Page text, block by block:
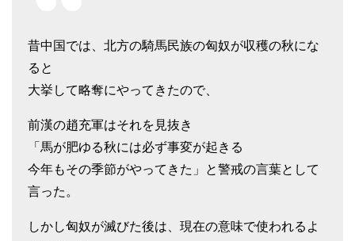
昔中国では、北方の騎馬民族の匈奴が収穫の秋にな
ると
大挙して略奪にやってきたので、
前漢の趙充軍はそれを見抜き
「馬が肥ゆる秋には必ず事変が起きる
今年もその季節がやってきた」と警戒の言葉として
言った。
しかし匈奴が滅びた後は、現在の意味で使われるよ